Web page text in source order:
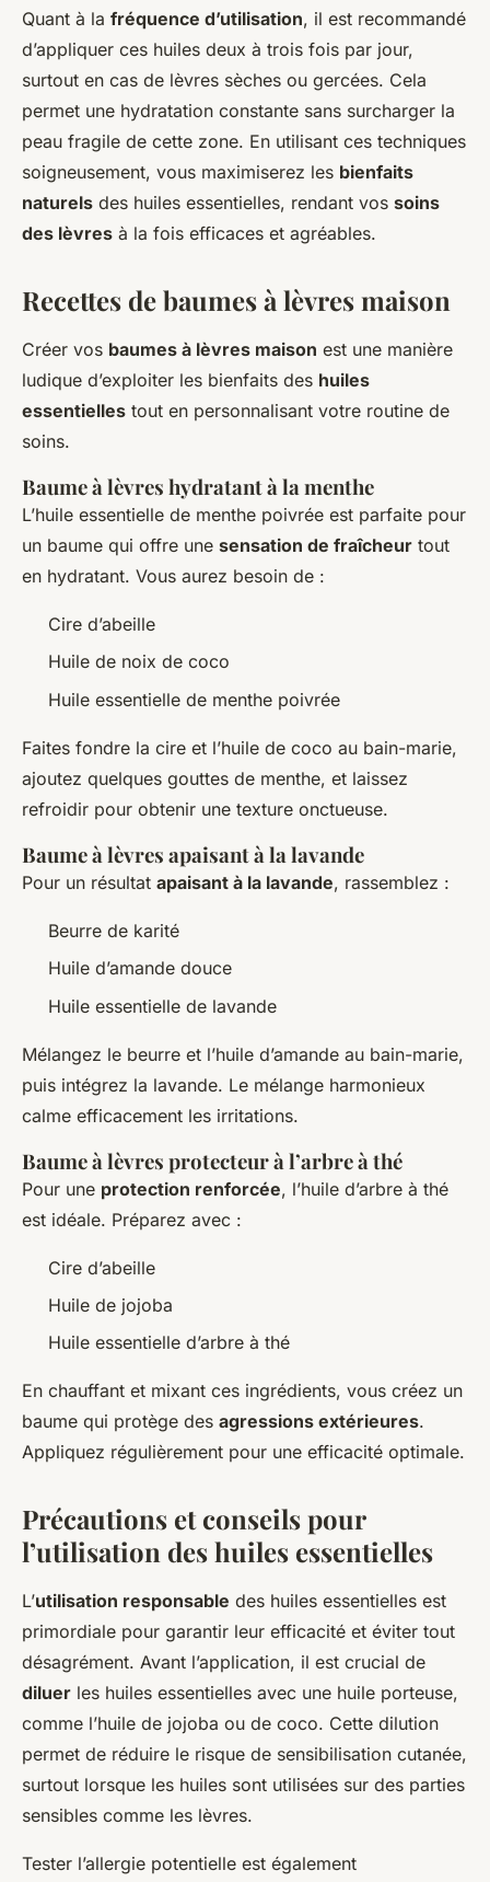
Quant à la fréquence d’utilisation, il est recommandé
d’appliquer ces huiles deux à trois fois par jour,
surtout en cas de lèvres sèches ou gercées. Cela
permet une hydratation constante sans surcharger la
peau fragile de cette zone. En utilisant ces techniques
soigneusement, vous maximiserez les bienfaits
naturels des huiles essentielles, rendant vos soins
des lèvres à la fois efficaces et agréables.
Recettes de baumes à lèvres maison
Créer vos baumes à lèvres maison est une manière
ludique d’exploiter les bienfaits des huiles
essentielles tout en personnalisant votre routine de
soins.
Baume à lèvres hydratant à la menthe
L’huile essentielle de menthe poivrée est parfaite pour
un baume qui offre une sensation de fraîcheur tout
en hydratant. Vous aurez besoin de :
Cire d’abeille
Huile de noix de coco
Huile essentielle de menthe poivrée
Faites fondre la cire et l’huile de coco au bain-marie,
ajoutez quelques gouttes de menthe, et laissez
refroidir pour obtenir une texture onctueuse.
Baume à lèvres apaisant à la lavande
Pour un résultat apaisant à la lavande, rassemblez :
Beurre de karité
Huile d’amande douce
Huile essentielle de lavande
Mélangez le beurre et l’huile d’amande au bain-marie,
puis intégrez la lavande. Le mélange harmonieux
calme efficacement les irritations.
Baume à lèvres protecteur à l’arbre à thé
Pour une protection renforcée, l’huile d’arbre à thé
est idéale. Préparez avec :
Cire d’abeille
Huile de jojoba
Huile essentielle d’arbre à thé
En chauffant et mixant ces ingrédients, vous créez un
baume qui protège des agressions extérieures.
Appliquez régulièrement pour une efficacité optimale.
Précautions et conseils pour
l’utilisation des huiles essentielles
L’utilisation responsable des huiles essentielles est
primordiale pour garantir leur efficacité et éviter tout
désagrément. Avant l’application, il est crucial de
diluer les huiles essentielles avec une huile porteuse,
comme l’huile de jojoba ou de coco. Cette dilution
permet de réduire le risque de sensibilisation cutanée,
surtout lorsque les huiles sont utilisées sur des parties
sensibles comme les lèvres.
Tester l’allergie potentielle est également